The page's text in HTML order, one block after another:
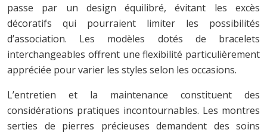
passe par un design équilibré, évitant les excès
décoratifs qui pourraient limiter les possibilités
d’association. Les modèles dotés de bracelets
interchangeables offrent une flexibilité particulièrement
appréciée pour varier les styles selon les occasions.
L’entretien et la maintenance constituent des
considérations pratiques incontournables. Les montres
serties de pierres précieuses demandent des soins